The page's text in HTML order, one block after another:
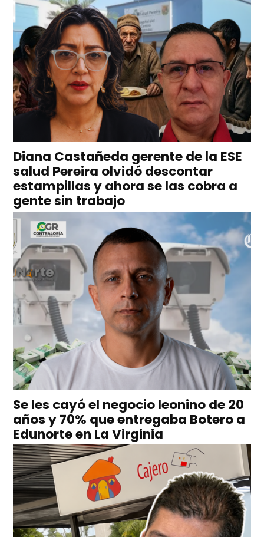
Diana Castañeda gerente de la ESE
salud Pereira olvidó descontar
estampillas y ahora se las cobra a
gente sin trabajo
Se les cayó el negocio leonino de 20
años y 70% que entregaba Botero a
Edunorte en La Virginia